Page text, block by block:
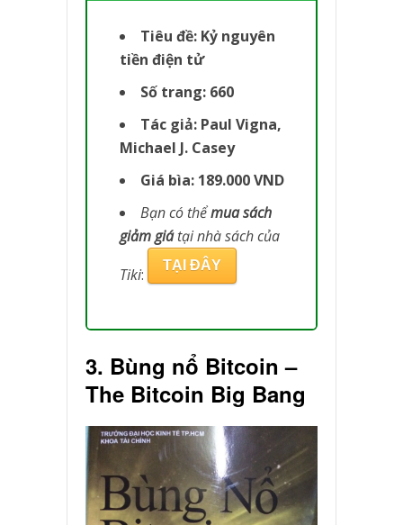
Tiêu đề: Kỷ nguyên
tiền điện tử
Số trang: 660
Tác giả: Paul Vigna,
Michael J. Casey
Giá bìa: 189.000 VND
Bạn có thểmua sách
giảm giátại nhà sách của
Tiki: TẠI ĐÂY
3. Bùng nổ Bitcoin –
The Bitcoin Big Bang